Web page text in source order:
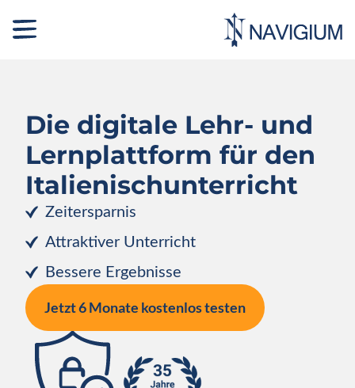
Die digitale Lehr- und
Lernplattform für den
Italienisch­unterricht
Zeitersparnis
Attraktiver Unterricht
Bessere Ergebnisse
Jetzt 6 Monate kostenlos testen